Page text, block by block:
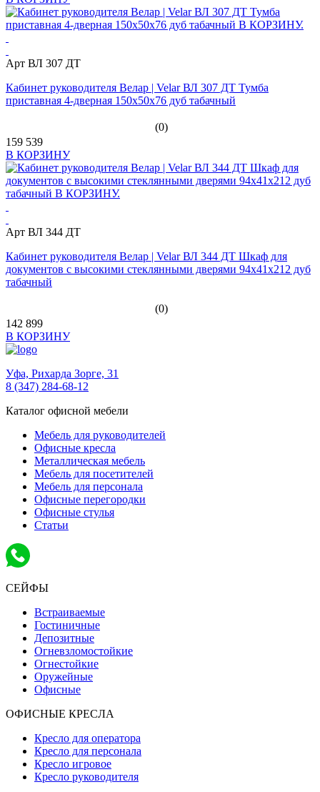
Арт ВЛ 307 ДТ
Кабинет руководителя Велар | Velar ВЛ 307 ДТ Тумба
приставная 4-дверная 150х50х76 дуб табачный
(0)
159 539
В КОРЗИНУ
Арт ВЛ 344 ДТ
Кабинет руководителя Велар | Velar ВЛ 344 ДТ Шкаф для
документов с высокими стеклянными дверями 94х41х212 дуб
табачный
(0)
142 899
В КОРЗИНУ
Уфа, Рихарда Зорге, 31
8 (347) 284-68-12
Каталог офисной мебели
Мебель для руководителей
Офисные кресла
Металлическая мебель
Мебель для посетителей
Мебель для персонала
Офисные перегородки
Офисные стулья
Статьи
СЕЙФЫ
Встраиваемые
Гостиничные
Депозитные
Огневзломостойкие
Огнестойкие
Оружейные
Офисные
ОФИСНЫЕ КРЕСЛА
Кресло для оператора
Кресло для персонала
Кресло игровое
Кресло руководителя